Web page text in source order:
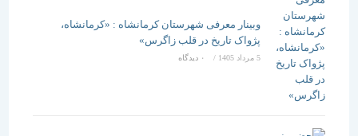
وبینار معرفی شهرستان کرمانشاه : «کرمانشاه،
پژواک تاریخ در قلب زاگرس»
5 مرداد 1405 / ۰ دیدگاه